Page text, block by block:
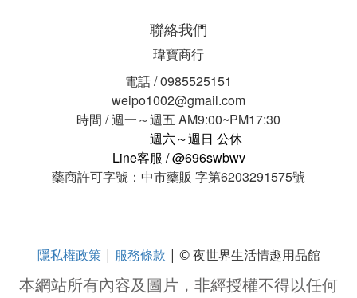
聯絡我們
瑋寶商行
電話 / 0985525151
weipo1002@gmail.com
時間 / 週一～週五 AM9:00~PM17:30
週六～週日 公休
Line客服 / @696swbwv
藥商許可字號：中市藥販 字第6203291575號
隱私權政策| 服務條款 | © 夜世界生活情趣用品館
本網站所有內容及圖片，非經授權不得以任何